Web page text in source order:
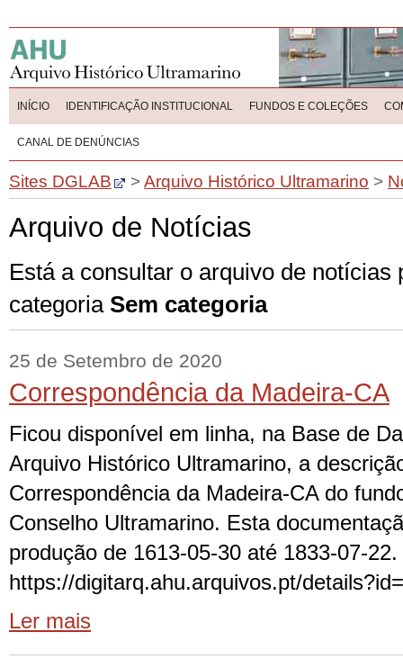
INÍCIO IDENTIFICAÇÃO INSTITUCIONAL FUNDOS E COLEÇÕES
CANAL DE DENÚNCIAS
Sites DGLAB >Arquivo Histórico Ultramarino >
Arquivo de Notícias
Está a consultar o arquivo de notícias
categoria Sem categoria
25 de Setembro de 2020
Correspondência da Madeira-CA
Ficou disponível em linha, na Base de
Arquivo Histórico Ultramarino, a
Correspondência da Madeira-CA do
Conselho Ultramarino. Esta
produção de 1613-05-30 até 1833-07-
https://digitarq.ahu.arquivos.pt/
Ler mais